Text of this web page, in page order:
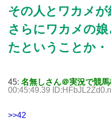
その人とワカメが
さらにワカメの
たということか・
45: 名無しさん＠実況で競馬
00:45:49.39
>>42